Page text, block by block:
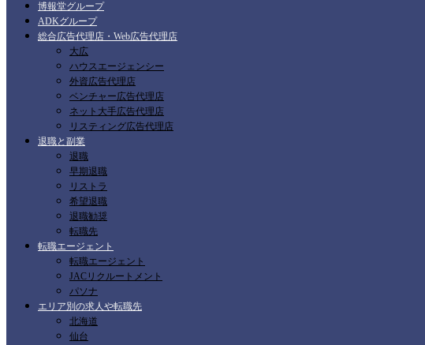
博報堂グループ
ADKグループ
総合広告代理店・Web広告代理店
大広
ハウスエージェンシー
外資広告代理店
ベンチャー広告代理店
ネット大手広告代理店
リスティング広告代理店
退職と副業
退職
早期退職
リストラ
希望退職
退職勧奨
転職先
転職エージェント
転職エージェント
JACリクルートメント
パソナ
エリア別の求人や転職先
北海道
仙台